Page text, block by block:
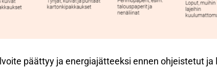
päättyy ja energiajätteeksi ennen ohjeistetut